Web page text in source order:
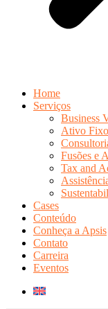
Home
Serviços
Business
Ativo Fixo
Fusões e
Tax and
Cases
Conteúdo
Conheça a Apsis
Contato
Carreira
Eventos